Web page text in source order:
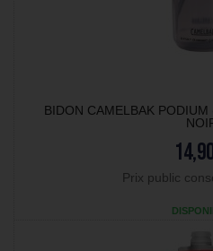
BIDON CAMELBAK
Prix public